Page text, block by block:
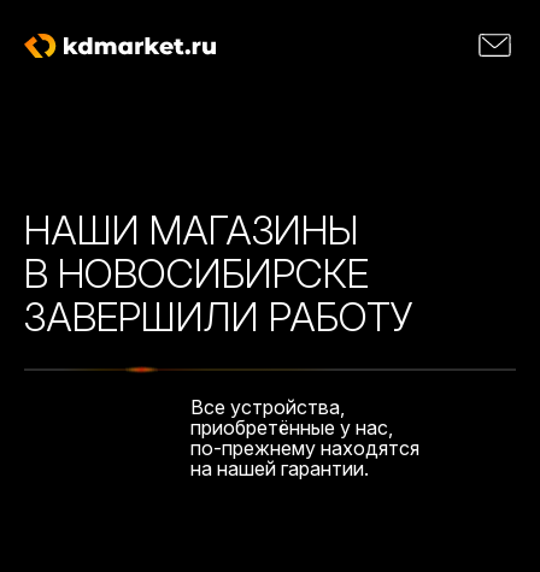
НАШИ МАГАЗИНЫ
В НОВОСИБИРСКЕ
ЗАВЕРШИЛИ РАБОТУ
Все устройства,
приобретённые у нас,
по-прежнему находятся
на нашей гарантии.